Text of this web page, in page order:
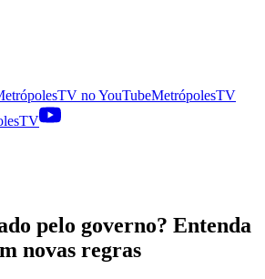
noYouTubeMetrópolesTV
pelo governo? Entenda
novas regras